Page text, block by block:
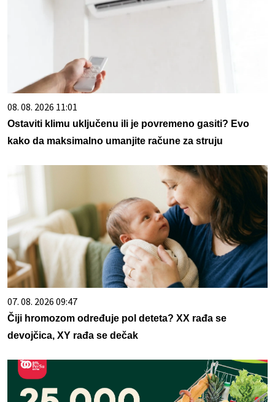
08. 08. 2026 11:01
Ostaviti klimu uključenu ili je povremeno gasiti? Evo
kako da maksimalno umanjite račune za struju
07. 08. 2026 09:47
Čiji hromozom određuje pol deteta? XX rađa se
devojčica, XY rađa se dečak